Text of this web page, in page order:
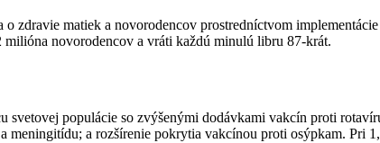
zdravie matiek a novorodencov prostredníctvom
novorodencov a vráti každú minulú libru 87-krát.
populácie so zvýšenými dodávkami vakcín proti
a rozšírenie pokrytia vakcínou proti osýpkam. Pri